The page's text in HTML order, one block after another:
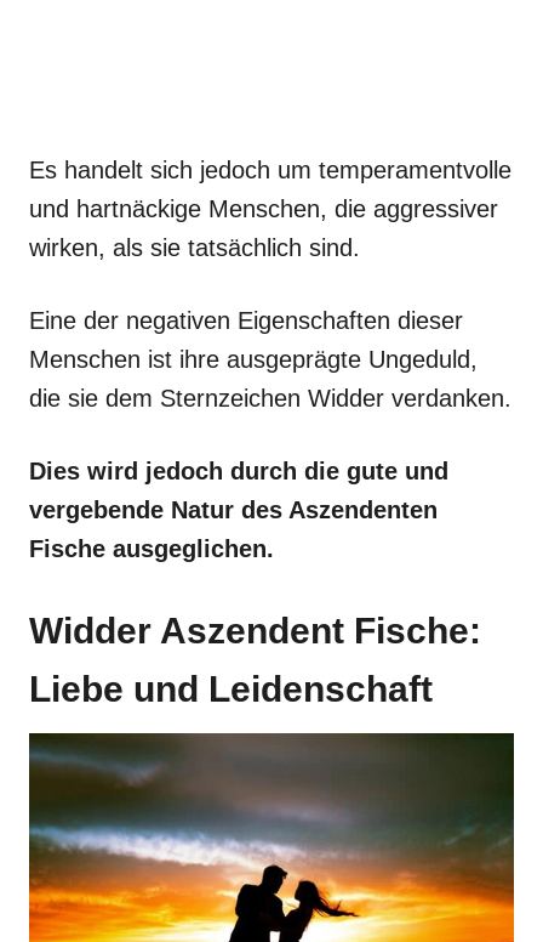
Es handelt sich jedoch um temperamentvolle
und hartnäckige Menschen, die aggressiver
wirken, als sie tatsächlich sind.
Eine der negativen Eigenschaften dieser
Menschen ist ihre ausgeprägte Ungeduld,
die sie dem Sternzeichen Widder verdanken.
Dies wird jedoch durch die gute und
vergebende Natur des Aszendenten
Fische ausgeglichen.
Widder Aszendent Fische:
Liebe und Leidenschaft